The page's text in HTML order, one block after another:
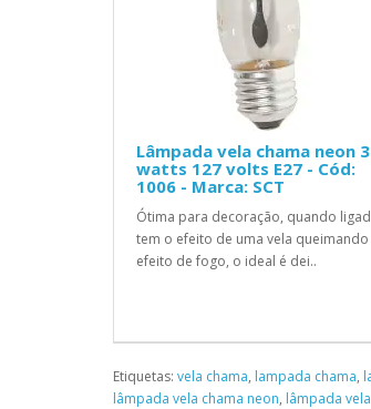
Lâmpada vela chama neon 3
watts 127 volts E27 - Cód:
1006 - Marca: SCT
Ótima para decoração, quando
tem o efeito de uma vela queimando
efeito de fogo, o ideal é dei..
Etiquetas: vela chama, lampada chama,
lâmpada vela chama neon, lâmpada